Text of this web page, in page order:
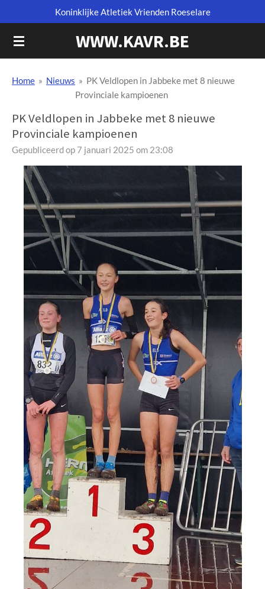
direct
naar
WWW.KAVR.BE
Koninklijke Atletiek Vrienden Roeselare
Home » Nieuws » PK Veldlopen in Jabbeke met 8 nieuwe
Provinciale kampioenen
PK Veldlopen in Jabbeke met 8 nieuwe
Provinciale kampioenen
Gepubliceerd op 7 januari 2025 om 23:08